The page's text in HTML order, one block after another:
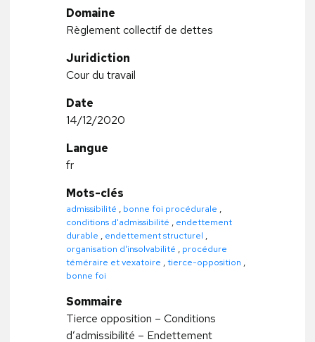
Domaine
Règlement collectif de dettes
Juridiction
Cour du travail
Date
14/12/2020
Langue
fr
Mots-clés
admissibilité , bonne foi procédurale ,
conditions d'admissibilité , endettement
durable , endettement structurel ,
organisation d'insolvabilité , procédure
téméraire et vexatoire ,tierce-opposition ,
bonne foi
Sommaire
Tierce opposition – Conditions
d’admissibilité – Endettement